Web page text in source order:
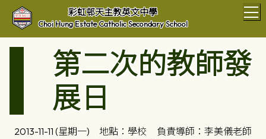
彩虹邨天主教英文中學
Choi Hung Estate Catholic Secondary School
第二次的教師發
展日
2013-11-11 (星期一) 地點：學校
負責導師：李美儀老師